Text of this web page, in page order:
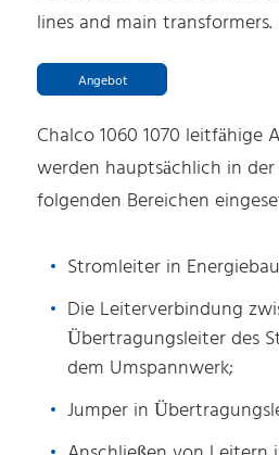
lines and main transformers.
Angebot
Chalco 1060 1070 leitfähige
werden hauptsächlich in
folgenden Bereichen
Stromleiter in
Die Leiterverbindung
Übertragungsleiter des
dem Umspannwerk;
Jumper in